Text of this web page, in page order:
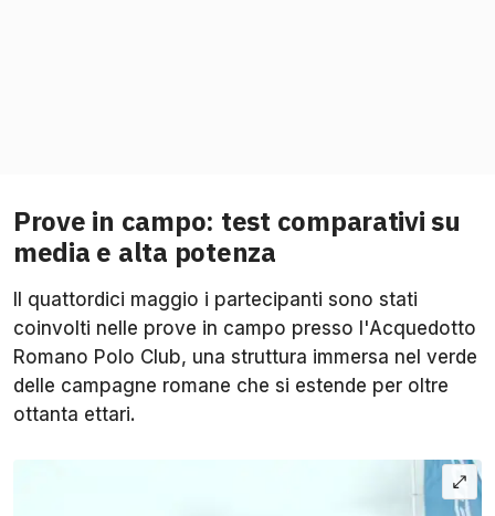
Prove in campo: test comparativi su
media e alta potenza
Il quattordici maggio i partecipanti sono stati
coinvolti nelle prove in campo presso l'Acquedotto
Romano Polo Club, una struttura immersa nel verde
delle campagne romane che si estende per oltre
ottanta ettari.